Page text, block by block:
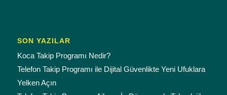
SON YAZILAR
Koca Takip Programı Nedir?
Telefon Takip Programı ile Dijital Güvenlikte Yeni Ufuklara
Yelken Açın